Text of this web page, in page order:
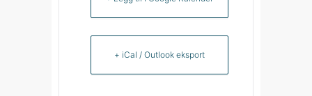
+ iCal / Outlook eksport